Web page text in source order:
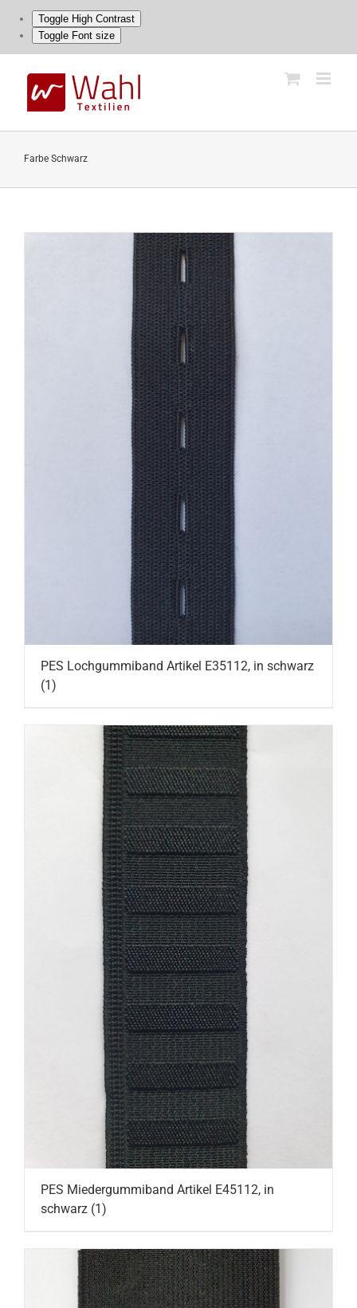
Toggle High Contrast
Toggle Font size
content
Farbe Schwarz
PES Lochgummiband Artikel E35112, in schwarz
(1)
PES Miedergummiband Artikel E45112, in
schwarz (1)